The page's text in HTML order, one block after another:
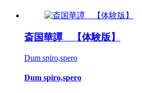
斎国華譚 【体験版】
Dum spiro,spero
Dum spiro,spero